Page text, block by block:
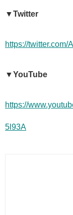
▼Twitter
https://twitter.com/
▼YouTube
https://
5l93A